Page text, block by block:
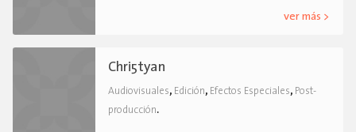
ver más >
Chri5tyan
Audiovisuales, Edición, Efectos Especiales, Post-
producción.